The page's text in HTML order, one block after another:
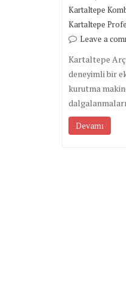
Kartaltepe
Kartaltepe
Leave a
Kartaltepe
deneyimli bir
kurutma
Devamı